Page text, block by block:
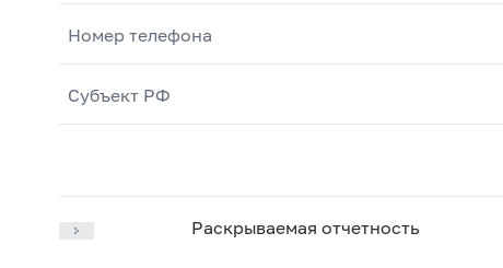
Номер телефона
Субъект РФ
Раскрываемая отчетность